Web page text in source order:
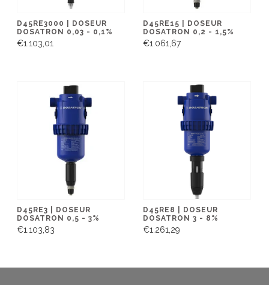
D45RE3000 | DOSEUR
DOSATRON 0,03 - 0,1%
€1.103,01
D45RE15 | DOSEUR
DOSATRON 0,2 - 1,5%
€1.061,67
D45RE3 | DOSEUR
DOSATRON 0,5 - 3%
€1.103,83
D45RE8 | DOSEUR
DOSATRON 3 - 8%
€1.261,29